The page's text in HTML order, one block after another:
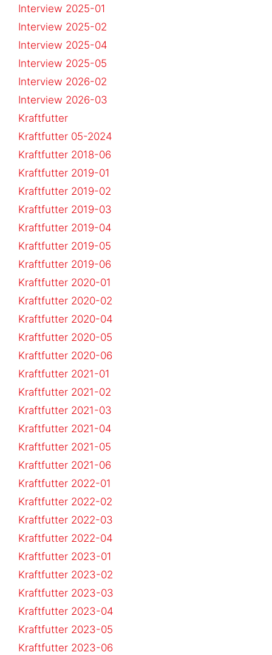
Interview 2025-01
Interview 2025-02
Interview 2025-04
Interview 2025-05
Interview 2026-02
Interview 2026-03
Kraftfutter
Kraftfutter 05-2024
Kraftfutter 2018-06
Kraftfutter 2019-01
Kraftfutter 2019-02
Kraftfutter 2019-03
Kraftfutter 2019-04
Kraftfutter 2019-05
Kraftfutter 2019-06
Kraftfutter 2020-01
Kraftfutter 2020-02
Kraftfutter 2020-04
Kraftfutter 2020-05
Kraftfutter 2020-06
Kraftfutter 2021-01
Kraftfutter 2021-02
Kraftfutter 2021-03
Kraftfutter 2021-04
Kraftfutter 2021-05
Kraftfutter 2021-06
Kraftfutter 2022-01
Kraftfutter 2022-02
Kraftfutter 2022-03
Kraftfutter 2022-04
Kraftfutter 2023-01
Kraftfutter 2023-02
Kraftfutter 2023-03
Kraftfutter 2023-04
Kraftfutter 2023-05
Kraftfutter 2023-06